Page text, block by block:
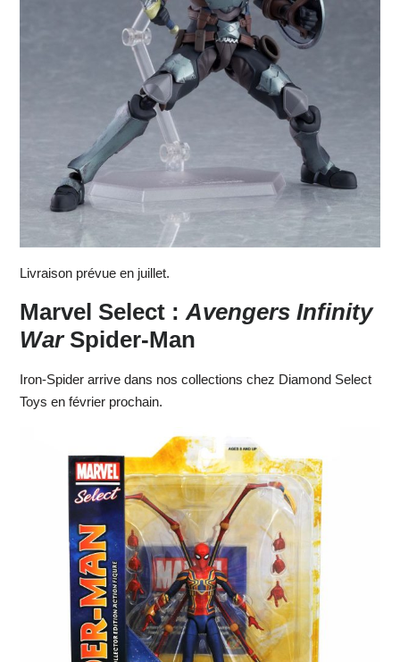
Livraison prévue en juillet.
Marvel Select : Avengers Infinity
WarSpider-Man
Iron-Spider arrive dans nos collections chez Diamond Select
Toys en février prochain.